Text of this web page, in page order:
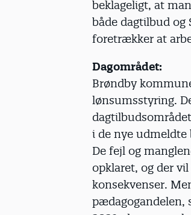
beklageligt, at
både dagtilbud og
foretrækker at
Dagområdet:
Brøndby
lønsumsstyring.
i de nye
De fejl og
opklaret, og der
konsekvenser.
pædagogandelen,